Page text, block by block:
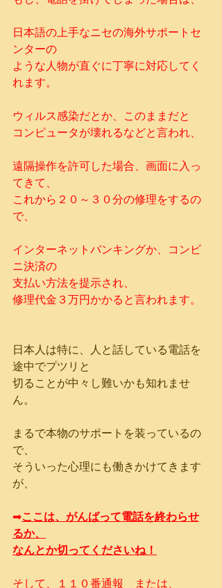
日本語の上手なニセの海外サポートセ
ンターの
ような人物が直ぐに丁寧に対応してく
れます。
ウィルス感染だとか、このままだと
コンピュータが壊れるなどと言われ、
遠隔操作を許可した場合、画面に入っ
てきて、
これから２０～３０分の修理をするの
で、
インターネットバンキングか、コンビ
ニ決済の
支払い方法を提示され、
修理代金３万円かかると言われます。
日本人は特に、人と話している電話を
途中でプツリと
切ることが中々し難いかも知れませ
ん。
まるで本物のサポートを装っているの
で、
そういった心理にも働きかけてきます
が、
➡ここは、がんばって電話を終わらせ
るか、
なんとか切ってくださいね！
そして、１１０番通報　または、